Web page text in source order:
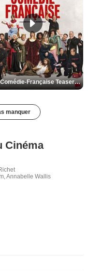
De la Comédie-Française Teaser VF
manquer
Cinéma
Annabelle Wallis